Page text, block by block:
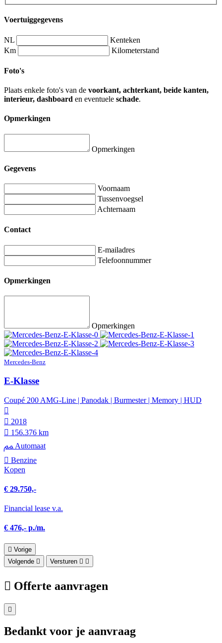
Voertuiggegevens
NL
Kenteken
Km
Kilometerstand
Foto's
Plaats enkele foto's van de voorkant, achterkant, beide kanten,
interieur, dashboard en eventuele schade.
Opmerkingen
Opmerkingen
Gegevens
Voornaam
Tussenvoegsel
Achternaam
Contact
E-mailadres
Telefoonnummer
Opmerkingen
Opmerkingen
Mercedes-Benz
E-Klasse
Coupé 200 AMG-Line | Panodak | Burmester | Memory | HUD
2018
156.376 km
Automaat
Benzine
Kopen
€ 29.750,-
Financial lease v.a.
€ 476,- p./m.
Vorige
Volgende
Versturen
Offerte aanvragen
Bedankt voor je aanvraag